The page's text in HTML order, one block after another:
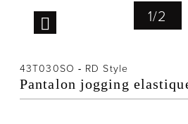
Chaussures
Soldes
1/2
43T030SO - RD Style
Pantalon jogging